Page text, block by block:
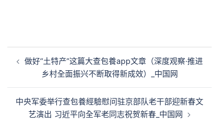
章 做好“土特产”这篇大查包養app文章（深度观察·推进
乡村全面振兴不断取得新成效）_中国网
中央军委举行查包養經驗慰问驻京部队老干部迎新春文
艺演出 习近平向全军老同志祝贺新春_中国网